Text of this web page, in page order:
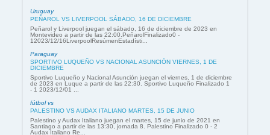
Uruguay
PEÑAROL VS LIVERPOOL SÁBADO, 16 DE DICIEMBRE
Peñarol y Liverpool juegan el sábado, 16 de diciembre de 2023 en
Montevideo a partir de las 22:00.PeñarolFinalizado0 -
12023/12/16LiverpoolResúmenEstadísti...
Paraguay
SPORTIVO LUQUEÑO VS NACIONAL ASUNCIÓN VIERNES, 1 DE
DICIEMBRE
Sportivo Luqueño y Nacional Asunción juegan el viernes, 1 de diciembre
de 2023 en Luque a partir de las 22:30. Sportivo Luqueño Finalizado 1
- 1 2023/12/01 ...
fútbol vs
PALESTINO VS AUDAX ITALIANO MARTES, 15 DE JUNIO
Palestino y Audax Italiano juegan el martes, 15 de junio de 2021 en
Santiago a partir de las 13:30, jornada 8. Palestino Finalizado 0 - 2
Audax Italiano Re...